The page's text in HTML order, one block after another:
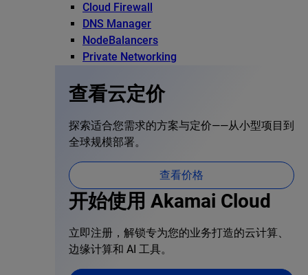
Cloud Firewall
DNS Manager
NodeBalancers
Private Networking
查看云定价
探索适合您需求的方案与定价——从小型项目到
全球规模部署。
查看价格
开始使用 Akamai Cloud
立即注册，解锁专为您的业务打造的云计算、
边缘计算和 AI 工具。